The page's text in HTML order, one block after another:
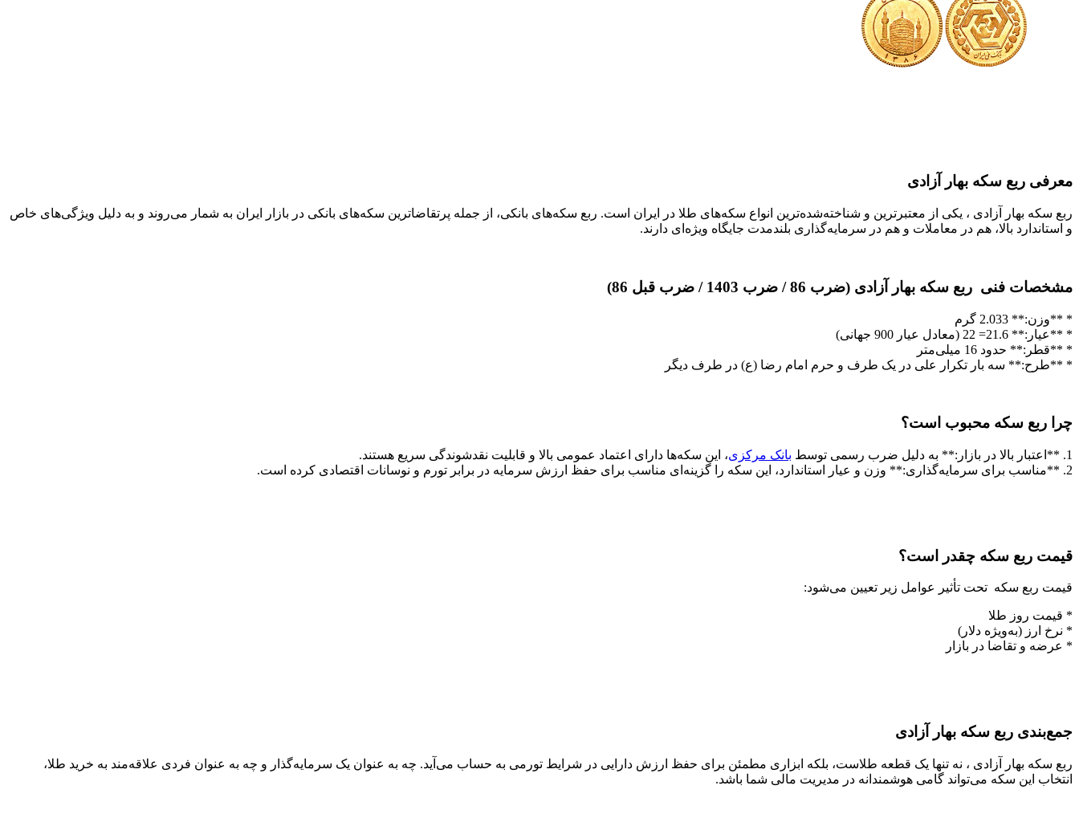
معرفی ربع سکه بهار آزادی
ربع سکه بهار آزادی ، یکی از معتبرترین و شناخته‌شده‌ترین انواع سکه‌های طلا در ایران است. ربع سکه‌های بانکی، از جمله پرتقاضاترین سکه‌های بانکی در بازار ایران به شمار می‌روند و به دلیل ویژگی‌های خاص
و استاندارد بالا، هم در معاملات و هم در سرمایه‌گذاری بلندمدت جایگاه ویژه‌ای دارند.
مشخصات فنی ربع سکه بهار آزادی (ضرب 86 / ضرب 1403 / ضرب قبل 86)
* **وزن:** 2.033 گرم
* **عیار:** 21.6= 22 (معادل عیار 900 جهانی)
* **قطر:** حدود 16 میلی‌متر
* **طرح:** سه بار تکرار علی در یک طرف و حرم امام رضا (ع) در طرف دیگر
چرا ربع سکه محبوب است؟
1. **اعتبار بالا در بازار:** به دلیل ضرب رسمی توسط بانک مرکزی، این سکه‌ها دارای اعتماد عمومی بالا و قابلیت نقدشوندگی سریع هستند.
2. **مناسب برای سرمایه‌گذاری:** وزن و عیار استاندارد، این سکه را گزینه‌ای مناسب برای حفظ ارزش سرمایه در برابر تورم و نوسانات اقتصادی کرده است.
قیمت ربع سکه چقدر است؟
قیمت ربع سکه تحت تأثیر عوامل زیر تعیین می‌شود:
* قیمت روز طلا
* نرخ ارز (به‌ویژه دلار)
* عرضه و تقاضا در بازار
جمع‌بندی ربع سکه بهار آزادی
ربع سکه بهار آزادی ، نه تنها یک قطعه طلاست، بلکه ابزاری مطمئن برای حفظ ارزش دارایی در شرایط تورمی به حساب می‌آید. چه به عنوان یک سرمایه‌گذار و چه به عنوان فردی علاقه‌مند به خرید طلا،
انتخاب این سکه می‌تواند گامی هوشمندانه در مدیریت مالی شما باشد.